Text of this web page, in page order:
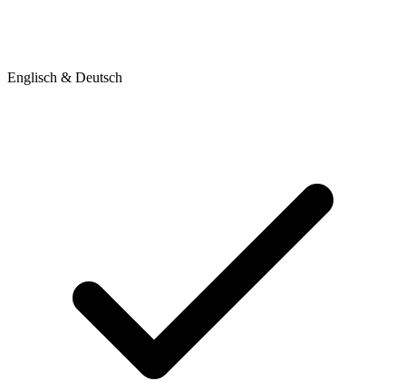
Englisch & Deutsch